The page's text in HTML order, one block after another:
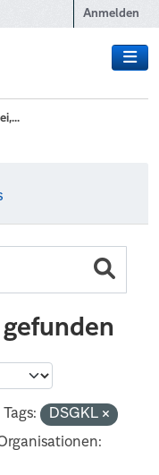
Anmelden
Tags:
DSGKL